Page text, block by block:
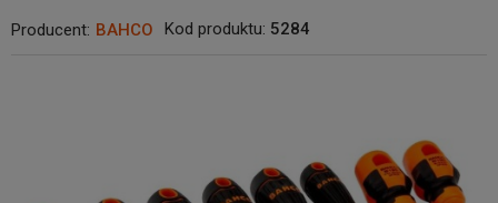
Producent: BAHCO Kod produktu: 5284